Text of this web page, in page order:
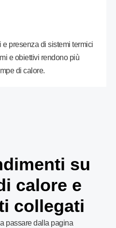
presenza di sistemi termici
e obiettivi rendono più
di calore.
su
calore e
collegati
passare dalla pagina